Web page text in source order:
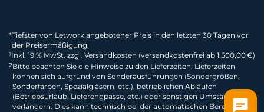
*Tiefster von Letwork angebotener Preis in den letzten 30 Tagen vor
der Preisermäßigung.
1Inkl. 19 % MwSt. zzgl. Versandkosten (versandkostenfrei ab 1.500,00 €)
2Bitte beachten Sie die Hinweise zu den Lieferzeiten. Lieferzeiten
können sich aufgrund von Sonderausführungen (Sondergrößen,
Sonderfarben, Spezialgläsern, etc.), betrieblichen Abläufen
(Betriebsurlaub, Lieferengpässe, etc.) oder sonstigen Umständen
verlängern. Dies kann technisch bei der automatischen Berechnung